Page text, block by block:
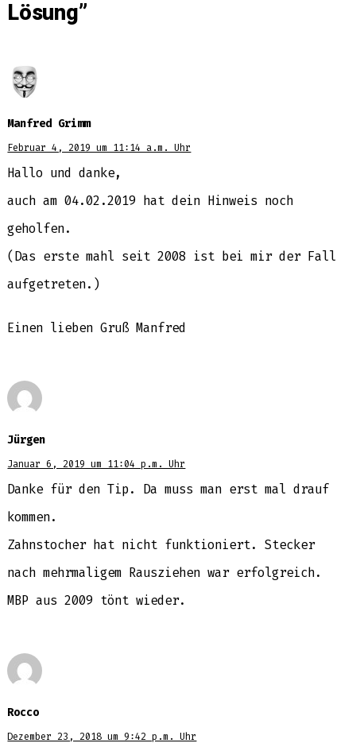
Lösung”
Manfred Grimm
Februar 4, 2019 um 11:14 a.m. Uhr
Hallo und danke,
auch am 04.02.2019 hat dein Hinweis noch
geholfen.
(Das erste mahl seit 2008 ist bei mir der Fall
aufgetreten.)
Einen lieben Gruß Manfred
Jürgen
Januar 6, 2019 um 11:04 p.m. Uhr
Danke für den Tip. Da muss man erst mal drauf
kommen.
Zahnstocher hat nicht funktioniert. Stecker
nach mehrmaligem Rausziehen war erfolgreich.
MBP aus 2009 tönt wieder.
Rocco
Dezember 23, 2018 um 9:42 p.m. Uhr